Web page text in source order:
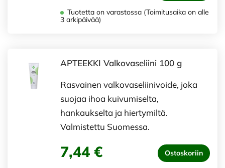
Tuotetta on varastossa (Toimitusaika on alle
3 arkipäivää)
APTEEKKI Valkovaseliini 100 g
Rasvainen valkovaseliinivoide, joka
suojaa ihoa kuivumiselta,
hankaukselta ja hiertymiltä.
Valmistettu Suomessa.
7,44 € Ostoskoriin